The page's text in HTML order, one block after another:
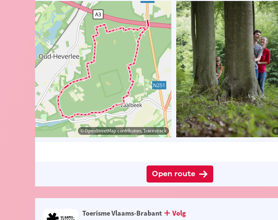
© OpenStreetMap contributors, Tracestrack ©
Open route
© Hans De Greef
Toerisme Vlaams-Brabant
Volg